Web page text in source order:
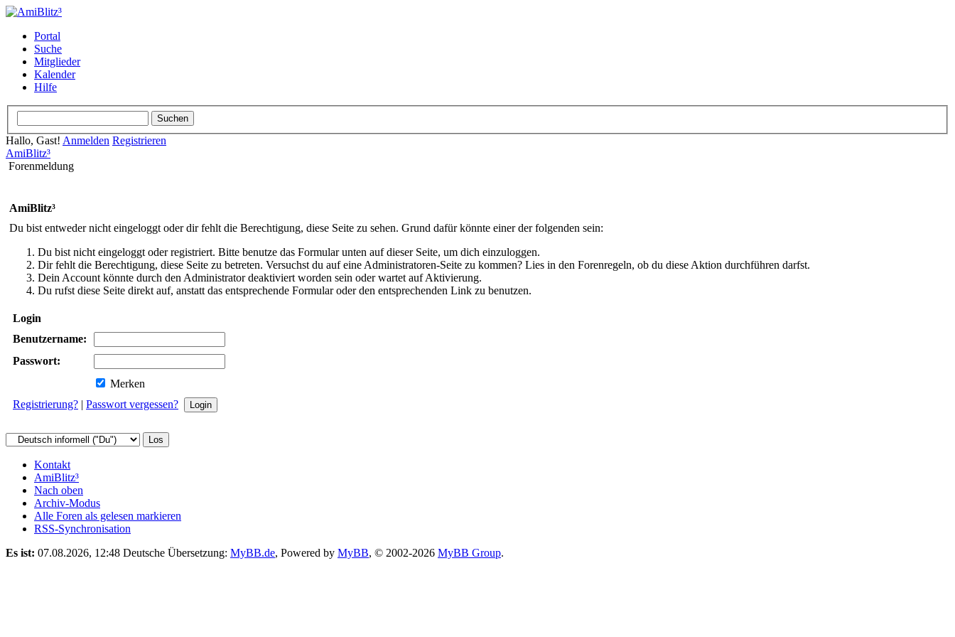
Portal
Suche
Mitglieder
Kalender
Hilfe
Hallo, Gast! Anmelden Registrieren
AmiBlitz³
Forenmeldung
AmiBlitz³
Du bist entweder nicht eingeloggt oder dir fehlt die Berechtigung, diese Seite zu sehen. Grund dafür könnte einer der folgenden sein:
Du bist nicht eingeloggt oder registriert. Bitte benutze das Formular unten auf dieser Seite, um dich einzuloggen.
Dir fehlt die Berechtigung, diese Seite zu betreten. Versuchst du auf eine Administratoren-Seite zu kommen? Lies in den Forenregeln, ob du diese Aktion durchführen darfst.
Dein Account könnte durch den Administrator deaktiviert worden sein oder wartet auf Aktivierung.
Du rufst diese Seite direkt auf, anstatt das entsprechende Formular oder den entsprechenden Link zu benutzen.
Login
Benutzername:
Passwort:
Merken
Registrierung? | Passwort vergessen?
Kontakt
AmiBlitz³
Nach oben
Archiv-Modus
Alle Foren als gelesen markieren
RSS-Synchronisation
Es ist: 07.08.2026, 12:48 Deutsche Übersetzung: MyBB.de, Powered by MyBB, © 2002-2026 MyBB Group.